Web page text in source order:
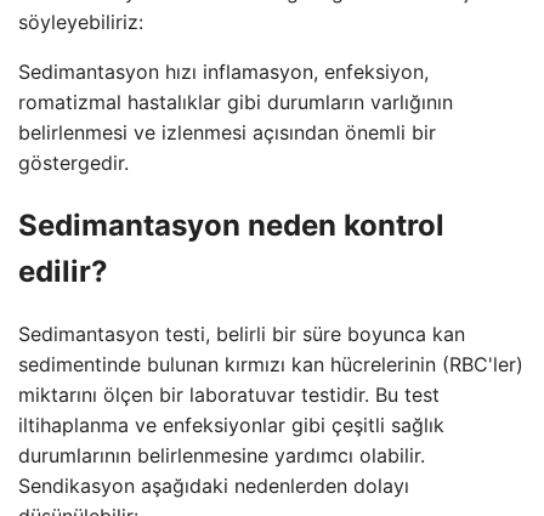
söyleyebiliriz:
Sedimantasyon hızı inflamasyon, enfeksiyon,
romatizmal hastalıklar gibi durumların varlığının
belirlenmesi ve izlenmesi açısından önemli bir
göstergedir.
Sedimantasyon neden kontrol
edilir?
Sedimantasyon testi, belirli bir süre boyunca kan
sedimentinde bulunan kırmızı kan hücrelerinin (RBC'ler)
miktarını ölçen bir laboratuvar testidir. Bu test
iltihaplanma ve enfeksiyonlar gibi çeşitli sağlık
durumlarının belirlenmesine yardımcı olabilir.
Sendikasyon aşağıdaki nedenlerden dolayı